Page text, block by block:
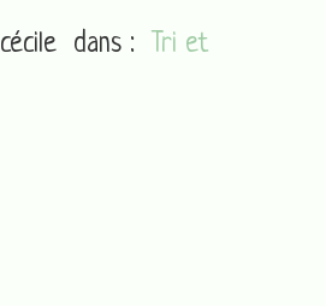
cécile dans :
Tri et